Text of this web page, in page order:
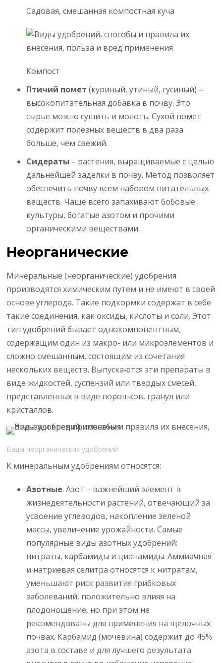
Садовая, смешанная компостная куча
Компост
Птичий помет (куриный, утиный, гусиный) –
высокопитательная добавка в почву. Это
сырье можно сушить и молоть. Сухой помет
содержит полезных веществ в два раза
больше, чем свежий.
Сидераты – растения, выращиваемые с целью
дальнейшей заделки в почву. Метод позволяет
обеспечить почву всем набором питательных
веществ. Чаще всего запахивают бобовые
культуры, богатые азотом и прочими
органическими веществами.
Неорганические
Минеральные (неорганические) удобрения
производятся химическим путем и не имеют в своей
основе углерода. Такие подкормки содержат в себе
такие соединения, как оксиды, кислоты и соли. Этот
тип удобрений бывает однокомпонентным,
содержащим один из макро- или микроэлементов и
сложно смешанным, состоящим из сочетания
нескольких веществ. Выпускаются эти препараты в
виде жидкостей, суспензий или твердых смесей,
представленных в виде порошков, гранул или
кристаллов.
Виды неорганических удобрений
К минеральным удобрениям относятся:
Азотные. Азот – важнейший элемент в
жизнедеятельности растений, отвечающий за
усвоение углеводов, накопление зеленой
массы, увеличение урожайности. Самые
популярные виды азотных удобрений:
нитраты, карбамиды и цианамиды. Аммиачная
и натриевая селитра относятся к нитратам,
уменьшают риск развития грибковых
заболеваний, положительно влияя на
плодоношение, но при этом не
рекомендованы для применения на щелочных
почвах. Карбамид (мочевина) содержит до 45%
азота в составе и для лучшего результата